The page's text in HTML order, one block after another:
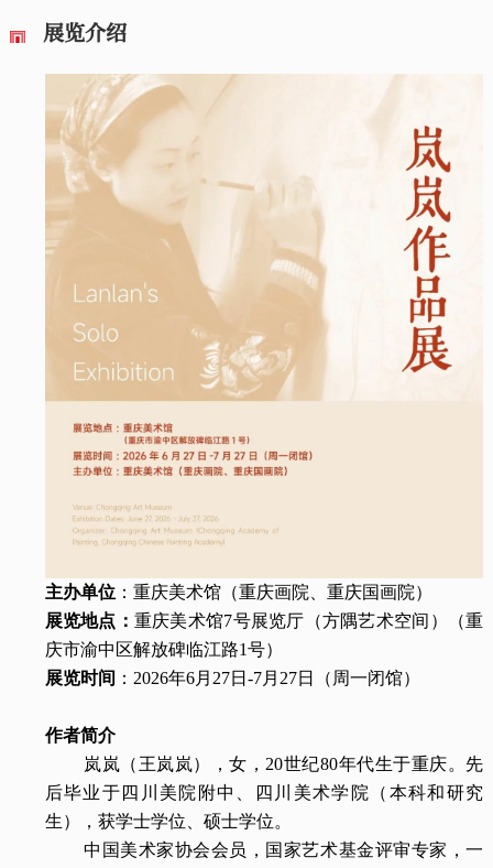
展览介绍
主办单位：重庆美术馆（重庆画院、重庆国画院）
展览地点： 重庆美术馆7号展览厅（方隅艺术空间）（重
庆市渝中区解放碑临江路1号）
展览时间 ：2026年6月27日-7月27日（周一闭馆）
作者简介
岚岚（王岚岚），女，20世纪80年代生于重庆。先
后毕业于四川美院附中、四川美术学院（本科和研究
生），获学士学位、硕士学位。
中国美术家协会会员，国家艺术基金评审专家，一